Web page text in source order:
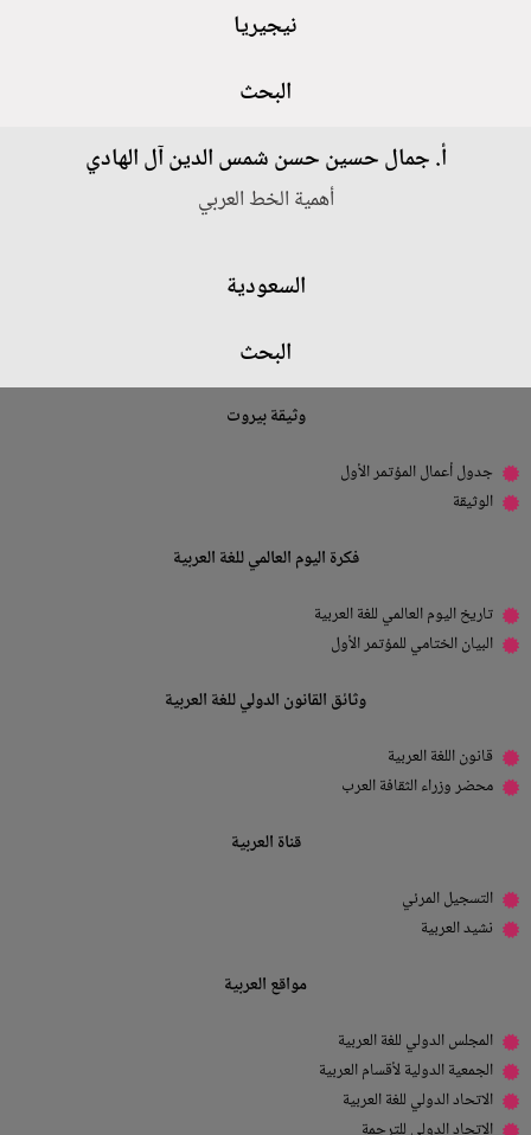
نيجيريا
البحث
أ. جمال حسين حسن شمس الدين آل الهادي
أهمية الخط العربي
السعودية
البحث
وثيقة بيروت
جدول أعمال المؤتمر الأول
الوثيقة
فكرة اليوم العالمي للغة العربية
تاريخ اليوم العالمي للغة العربية
البيان الختامي للمؤتمر الأول
وثائق القانون الدولي للغة العربية
قانون اللغة العربية
محضر وزراء الثقافة العرب
قناة العربية
التسجيل المرئي
نشيد العربية
مواقع العربية
المجلس الدولي للغة العربية
الجمعية الدولية لأقسام العربية
الاتحاد الدولي للغة العربية